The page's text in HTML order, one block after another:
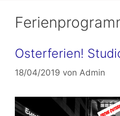
Osterferien!
18/04/2019 von Admin